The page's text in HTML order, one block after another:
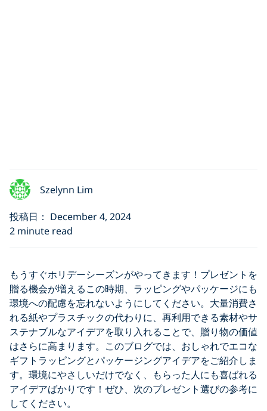
Szelynn Lim
投稿日： December 4, 2024
2 minute read
もうすぐホリデーシーズンがやってきます！プレゼントを
贈る機会が増えるこの時期、ラッピングやパッケージにも
環境への配慮を忘れないようにしてください。大量消費さ
れる紙やプラスチックの代わりに、再利用できる素材やサ
ステナブルなアイデアを取り入れることで、贈り物の価値
はさらに高まります。このブログでは、おしゃれでエコな
ギフトラッピングとパッケージングアイデアをご紹介しま
す。環境にやさしいだけでなく、もらった人にも喜ばれる
アイデアばかりです！ぜひ、次のプレゼント選びの参考に
してください。